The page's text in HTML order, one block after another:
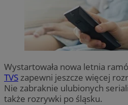
Wystartowała nowa letnia
TVSzapewni jeszcze więcej
Nie zabraknie ulubionych
także rozrywki po śląsku.